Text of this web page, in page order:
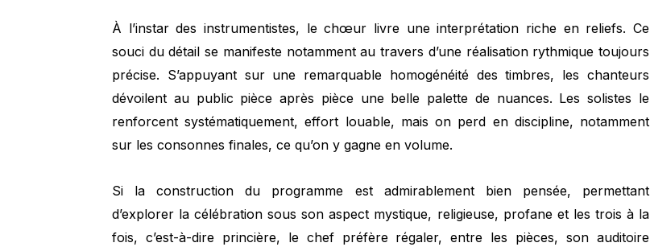
À l’instar des instrumentistes, le chœur livre une interprétation riche en reliefs. Ce
souci du détail se manifeste notamment au travers d’une réalisation rythmique toujours
précise. S’appuyant sur une remarquable homogénéité des timbres, les chanteurs
dévoilent au public pièce après pièce une belle palette de nuances. Les solistes le
renforcent systématiquement, effort louable, mais on perd en discipline, notamment
sur les consonnes finales, ce qu’on y gagne en volume.
Si la construction du programme est admirablement bien pensée, permettant
d’explorer la célébration sous son aspect mystique, religieuse, profane et les trois à la
fois, c’est-à-dire princière, le chef préfère régaler, entre les pièces, son auditoire